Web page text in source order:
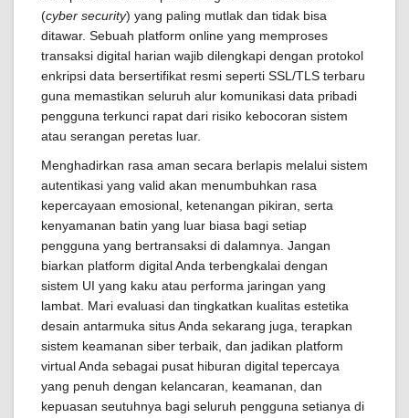
(cyber security) yang paling mutlak dan tidak bisa
ditawar. Sebuah platform online yang memproses
transaksi digital harian wajib dilengkapi dengan protokol
enkripsi data bersertifikat resmi seperti SSL/TLS terbaru
guna memastikan seluruh alur komunikasi data pribadi
pengguna terkunci rapat dari risiko kebocoran sistem
atau serangan peretas luar.
Menghadirkan rasa aman secara berlapis melalui sistem
autentikasi yang valid akan menumbuhkan rasa
kepercayaan emosional, ketenangan pikiran, serta
kenyamanan batin yang luar biasa bagi setiap
pengguna yang bertransaksi di dalamnya. Jangan
biarkan platform digital Anda terbengkalai dengan
sistem UI yang kaku atau performa jaringan yang
lambat. Mari evaluasi dan tingkatkan kualitas estetika
desain antarmuka situs Anda sekarang juga, terapkan
sistem keamanan siber terbaik, dan jadikan platform
virtual Anda sebagai pusat hiburan digital tepercaya
yang penuh dengan kelancaran, keamanan, dan
kepuasan seutuhnya bagi seluruh pengguna setianya di